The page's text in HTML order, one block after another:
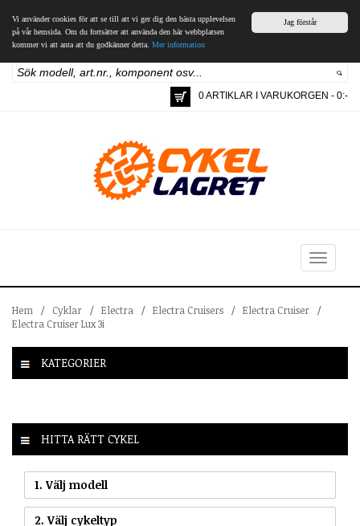
Jag förstår
Vi använder cookies för att se till att vi ger dig den bästa upplevelsen
på vår hemsida. Om du fortsätter att använda den här webbplatsen
kommer vi att anta att du godkänner detta. Mer information
0 ARTIKLAR I VARUKORGEN - 0:-
Toggle
navigation
Hem / Cyklar / Electra / Electra Cruisers / Electra Cruiser
/
Electra Cruiser Lux 3i
KATEGORIER
HITTA RÄTT CYKEL
1. Välj modell
2. Välj cykeltyp